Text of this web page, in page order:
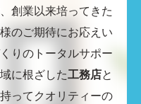
創業以来培ってきた
のご期待にお応えい
りのトータルサポー
に根ざした工務店と
ってクオリティーの